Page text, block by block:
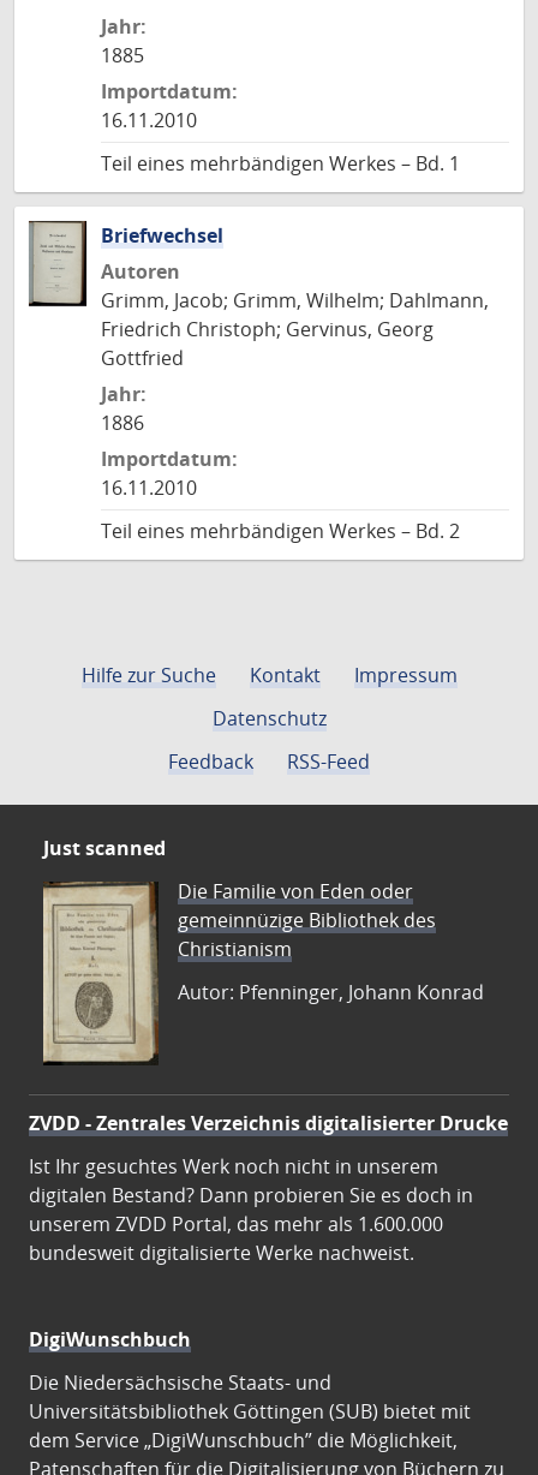
Jahr:
1885
Importdatum:
16.11.2010
Teil eines mehrbändigen Werkes – Bd. 1
Briefwechsel
Autoren
Grimm, Jacob; Grimm, Wilhelm; Dahlmann,
Friedrich Christoph; Gervinus, Georg
Gottfried
Jahr:
1886
Importdatum:
16.11.2010
Teil eines mehrbändigen Werkes – Bd. 2
Hilfe zur Suche Kontakt
Impressum
Datenschutz
Feedback
RSS-Feed
Just scanned
Die Familie von Eden oder
gemeinnüzige Bibliothek des
Christianism
Autor: Pfenninger, Johann Konrad
ZVDD - Zentrales Verzeichnis digitalisierter Drucke
Ist Ihr gesuchtes Werk noch nicht in unserem
digitalen Bestand? Dann probieren Sie es doch in
unserem ZVDD Portal, das mehr als 1.600.000
bundesweit digitalisierte Werke nachweist.
DigiWunschbuch
Die Niedersächsische Staats- und
Universitätsbibliothek Göttingen (SUB) bietet mit
dem Service „DigiWunschbuch” die Möglichkeit,
Patenschaften für die Digitalisierung von Büchern zu